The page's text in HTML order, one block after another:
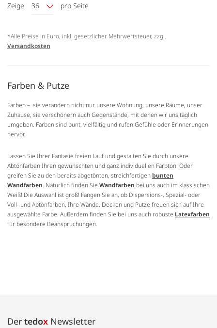
Zeige 36 pro Seite
*Alle Preise in Euro, inkl. gesetzlicher Mehrwertsteuer, zzgl.
Versandkosten
Farben & Putze
Farben – sie verändern nicht nur unsere Wohnung, unsere Räume, unser
Zuhause, sie verschönern auch Gegenstände, mit denen wir uns täglich
umgeben. Farben sind bunt, vielfältig und rufen Gefühle oder Erinnerungen
hervor.
Lassen Sie Ihrer Fantasie freien Lauf und gestalten Sie durch unsere
Abtönfarben Ihren gewünschten und ganz individuellen Farbton. Oder
greifen Sie zu den bereits abgetönten, streichfertigen bunten
Wandfarben. Natürlich finden Sie Wandfarben bei uns auch im klassischen
Weiß! Die Auswahl ist groß! Fangen Sie an, ob Dispersions-, Spezial- oder
Voll- und Abtönfarben. Ihre Wände, Decken und Putze freuen sich auf Ihre
ausgewählte Farbe. Außerdem finden Sie bei uns auch robuste Latexfarben
für besondere Beanspruchungen.
Der tedox Newsletter